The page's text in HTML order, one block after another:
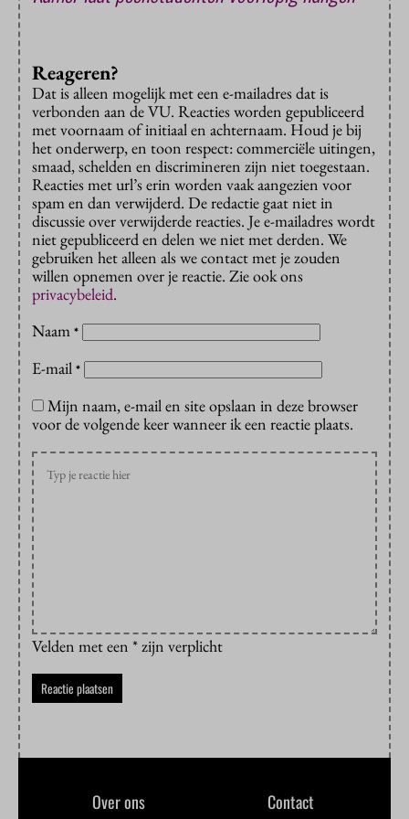
Reageren?
Dat is alleen mogelijk met een e-mailadres dat is
verbonden aan de VU. Reacties worden gepubliceerd
met voornaam of initiaal en achternaam. Houd je bij
het onderwerp, en toon respect: commerciële uitingen,
smaad, schelden en discrimineren zijn niet toegestaan.
Reacties met url’s erin worden vaak aangezien voor
spam en dan verwijderd. De redactie gaat niet in
discussie over verwijderde reacties. Je e-mailadres wordt
niet gepubliceerd en delen we niet met derden. We
gebruiken het alleen als we contact met je zouden
willen opnemen over je reactie. Zie ook ons
privacybeleid.
Naam *
E-mail *
Mijn naam, e-mail en site opslaan in deze browser
voor de volgende keer wanneer ik een reactie plaats.
Velden met een * zijn verplicht
Over ons Contact